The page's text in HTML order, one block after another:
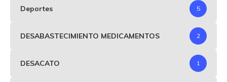
Deportes 5
DESABASTECIMIENTO MEDICAMENTOS 2
DESACATO 1